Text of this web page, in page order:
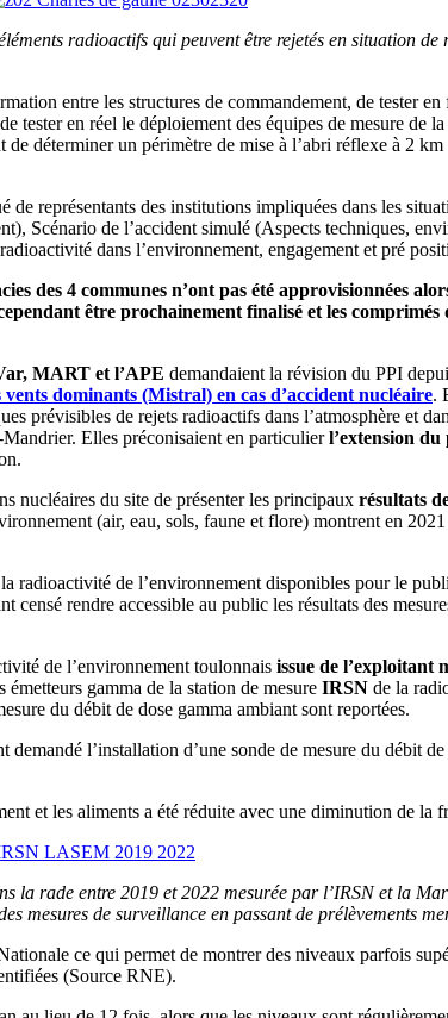
radioactifs qui peuvent être rejetés en situation
entre les structures de commandement, de tester
tester en réel le déploiement des équipes de mesure de
déterminer un périmètre de mise à l’abri réflexe à 2
de représentants des institutions impliquées dans les
Scénario de l’accident simulé (Aspects techniques,
dans l’environnement, engagement et pré
des 4 communes n’ont pas été approvisionnées
être prochainement finalisé et les
MART et l’APE demandaient la révision du PPI
dominants (Mistral) en cas d’accident nucléaire.
prévisibles de rejets radioactifs dans l’atmosphère et
Elles préconisaient en particulierl’extension
nucléaires du site de présenter les principaux résultats
(air, eau, sols, faune et flore) montrent en
radioactivité de l’environnement disponibles pour le
rendre accessible au public les résultats des
de l’environnement toulonnais issue de l’exploitant
gamma de la station de mesure IRSN de la
du débit de dose gamma ambiant sont reportées.
demandé l’installation d’une sonde de mesure du débit
et les aliments a été réduite avec une diminution de la
rade entre 2019 et 2022 mesurée par l’IRSN et la
mesures de surveillance en passant de prélèvements
ce qui permet de montrer des niveaux parfois
(Source RNE).